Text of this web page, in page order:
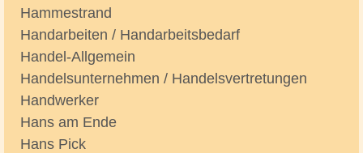
Hammestrand
Handarbeiten / Handarbeitsbedarf
Handel-Allgemein
Handelsunternehmen / Handelsvertretungen
Handwerker
Hans am Ende
Hans Pick